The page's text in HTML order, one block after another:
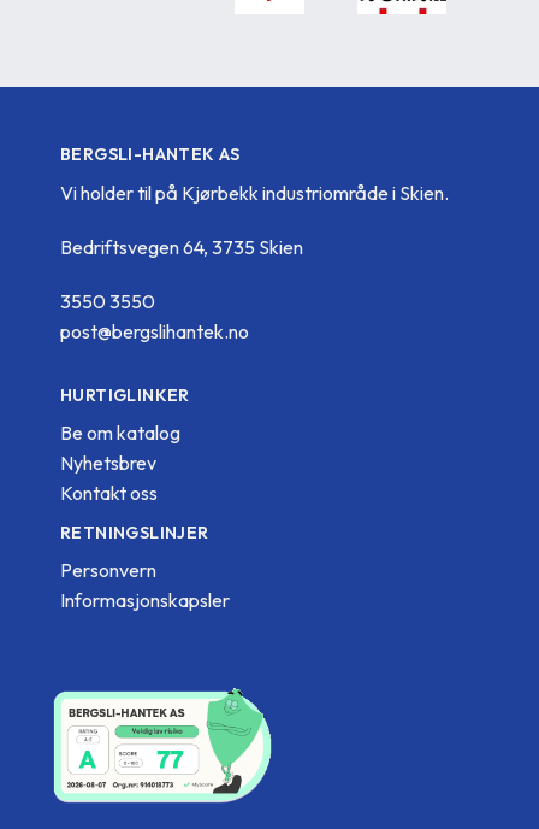
BERGSLI-HANTEK AS
Vi holder til på Kjørbekk industriområde i Skien.
Bedriftsvegen 64, 3735 Skien
3550 3550
post@bergslihantek.no
HURTIGLINKER
Be om katalog
Nyhetsbrev
Kontakt oss
RETNINGSLINJER
Personvern
Informasjonskapsler